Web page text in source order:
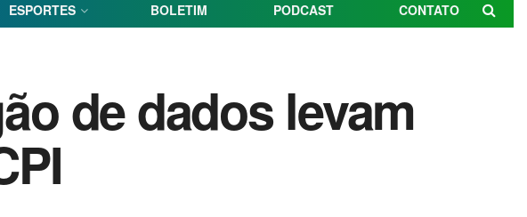
ESPORTES BOLETIM PODCAST CONTATO
de dados levam